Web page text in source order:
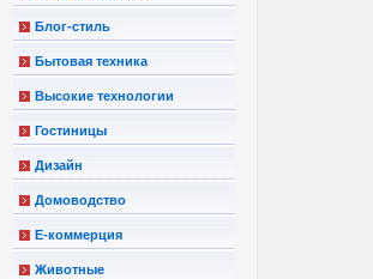
Блог-стиль
Бытовая техника
Высокие технологии
Гостиницы
Дизайн
Домоводство
Е-коммерция
Животные